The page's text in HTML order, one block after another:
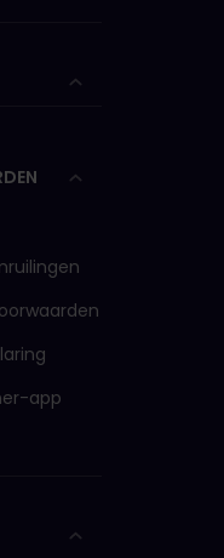
app